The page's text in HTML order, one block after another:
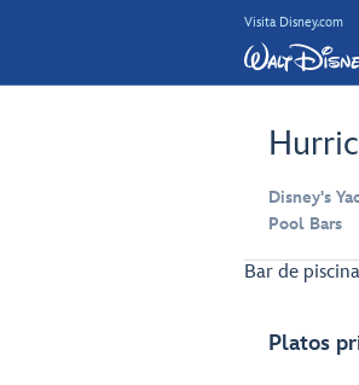
Visita Disney.com
Disney's
Pool Bars
Bar de
Platos